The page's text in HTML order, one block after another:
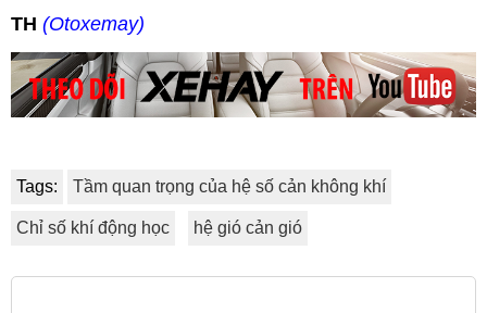
TH (Otoxemay)
Tags: Tầm quan trọng của hệ số cản không khí
Chỉ số khí động học hệ gió cản gió